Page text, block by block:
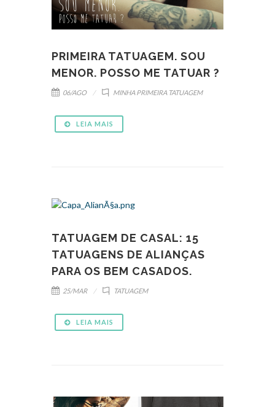
PRIMEIRA TATUAGEM. SOU
MENOR. POSSO ME TATUAR ?
06/AGO MINHA PRIMEIRA TATUAGEM
LEIA MAIS
TATUAGEM DE CASAL: 15
TATUAGENS DE ALIANÇAS
PARA OS BEM CASADOS.
25/MAR TATUAGEM
LEIA MAIS